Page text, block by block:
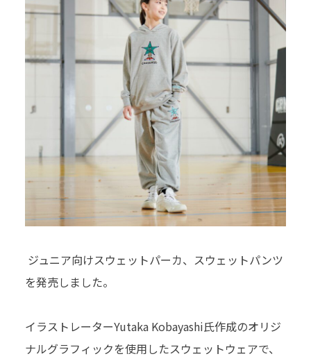
ジュニア向けスウェットパーカ、スウェットパンツ
を発売しました。
イラストレーターYutaka Kobayashi氏作成のオリジ
ナルグラフィックを使用したスウェットウェアで、